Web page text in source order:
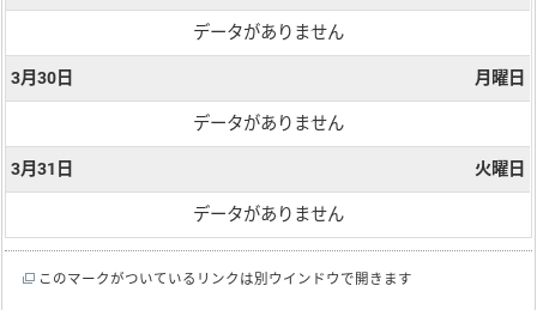
データがありません
3月30日 月曜日
データがありません
3月31日 火曜日
データがありません
このマークがついているリンクは別ウインドウで開きます